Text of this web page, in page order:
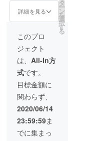
す。
レー
ローズ
ゴール
ド ティ
ファ
ニーブ
ルー ※
カラー
により
お届け
が遅く
なる場
合がご
ざいま
す。
詳細を見る
タ
ー
ン
を
選
択
す
る
このプロ
ジェクト
は、 All-In方
式です。
目標金額に
関わらず、
2020/06/14
23:59:59ま
でに集まっ